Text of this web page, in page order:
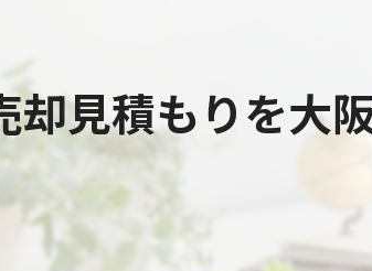
却見積もりを大